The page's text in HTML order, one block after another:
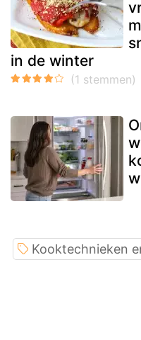
in de winter
Kooktechnieken